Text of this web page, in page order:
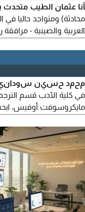
أنا عثمان الطيب متحدث
محادثة) ومتواجد حاليا في
العربية والصينية -
المساعدة في التواصل
اللغة الصينية للمبتدئين -
في التعامل مع الشركات
في كلية الآدب قسم
مايكروسوفت أوفيس،
PowerPoint